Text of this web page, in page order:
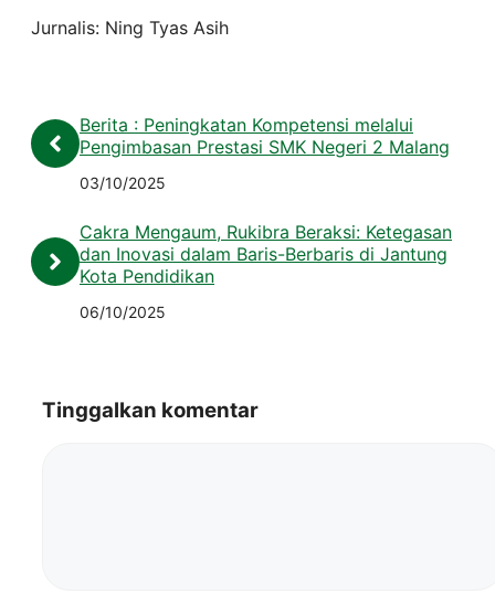
Jurnalis: Ning Tyas Asih
Berita : Peningkatan Kompetensi melalui
Pengimbasan Prestasi SMK Negeri 2 Malang
03/10/2025
Cakra Mengaum, Rukibra Beraksi: Ketegasan
dan Inovasi dalam Baris-Berbaris di Jantung
Kota Pendidikan
06/10/2025
Tinggalkan komentar